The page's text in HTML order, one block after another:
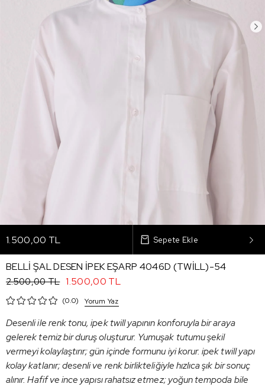
1.500,00 TL
BELLİ ŞAL DESEN İPEK EŞARP 4046D (TWİLL)-54
2.500,00 TL 1.500,00 TL
0.0 Yorum Yaz
Desenli ile renk tonu, ipek twill yapının konforuyla bir araya
gelerek temiz bir duruş oluşturur. Yumuşak tutumu şekil
vermeyi kolaylaştırır; gün içinde formunu iyi korur. ipek twill yapı
kolay katlanır; desenli ve renk birlikteliğiyle hızlıca şık bir sonuç
alınır. Hafif ve ince yapısı rahatsız etmez; yoğun tempoda bile